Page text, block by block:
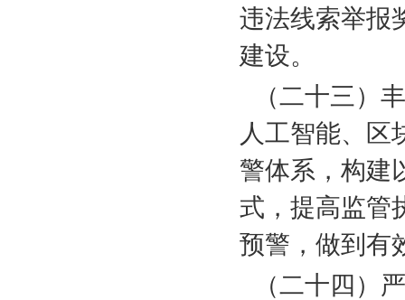
违法线索举报
建设。
（二十三）
人工智能、区
警体系，构建
式，提高监管
预警，做到有
（二十四）